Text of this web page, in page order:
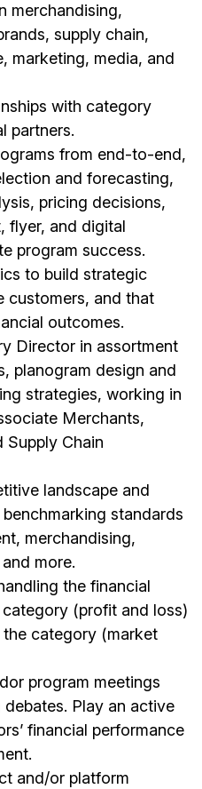
merchandising,
supply chain,
marketing, media, and
with category
partners.
from end-to-end,
and forecasting,
pricing decisions,
flyer, and digital
program success.
to build strategic
customers, and that
outcomes.
Director in assortment
planogram design and
strategies, working in
Merchants,
Supply Chain
landscape and
standards
merchandising,
more.
the financial
(profit and loss)
category (market
program meetings
Play an active
financial performance
and/or platform